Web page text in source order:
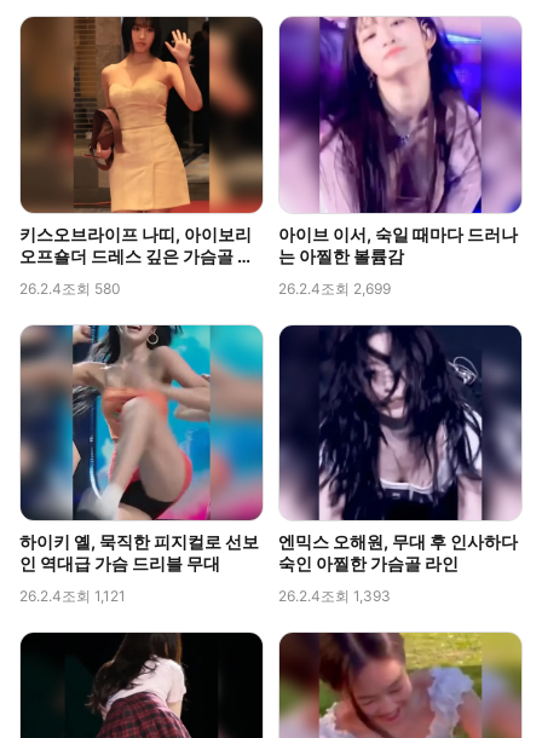
키스오브라이프 나띠, 아이보리
오프숄더 드레스 깊은 가슴골 라
26.2.4조회 580
아이브 이서, 숙일 때마다 드러나
는 아찔한 볼륨감
26.2.4조회 2,699
하이키 옐, 묵직한 피지컬로 선보
인 역대급 가슴 드리블 무대
26.2.4조회 1,121
엔믹스 오해원, 무대 후 인사하다
숙인 아찔한 가슴골 라인
26.2.4조회 1,393